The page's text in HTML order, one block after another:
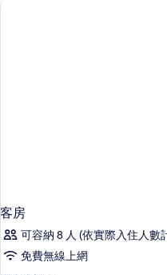
情
客房
可容納 8 人 (依實際入住人數
免費無線上網